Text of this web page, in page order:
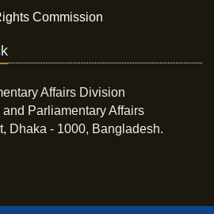
Commission
Affairs Division
Parliamentary Affairs
Dhaka - 1000, Bangladesh.